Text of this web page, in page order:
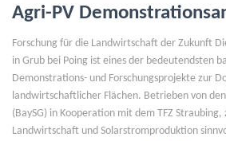
Agri-PV
Forschung für die Landwirtschaft der Zukunft
in Grub bei Poing ist eines der bedeutendsten
Demonstrations- und Forschungsprojekte zur
landwirtschaftlicher Flächen. Betrieben von
(BaySG) in Kooperation mit dem TFZ
Landwirtschaft und Solarstromproduktion